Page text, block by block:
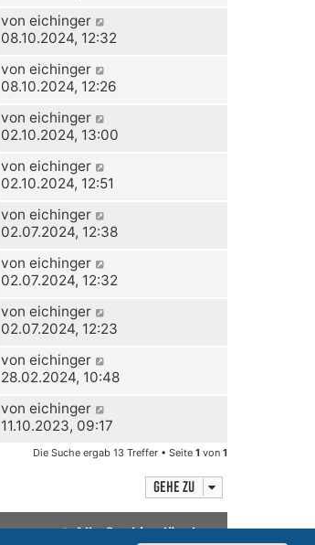
von eichinger
08.10.2024, 12:32
von eichinger
08.10.2024, 12:26
von eichinger
02.10.2024, 13:00
von eichinger
02.10.2024, 12:51
von eichinger
02.07.2024, 12:38
von eichinger
02.07.2024, 12:32
von eichinger
02.07.2024, 12:23
von eichinger
28.02.2024, 10:48
von eichinger
11.10.2023, 09:17
Die Suche ergab 13 Treffer • Seite 1 von 1
Gehe zu
Alle Cookies löschen